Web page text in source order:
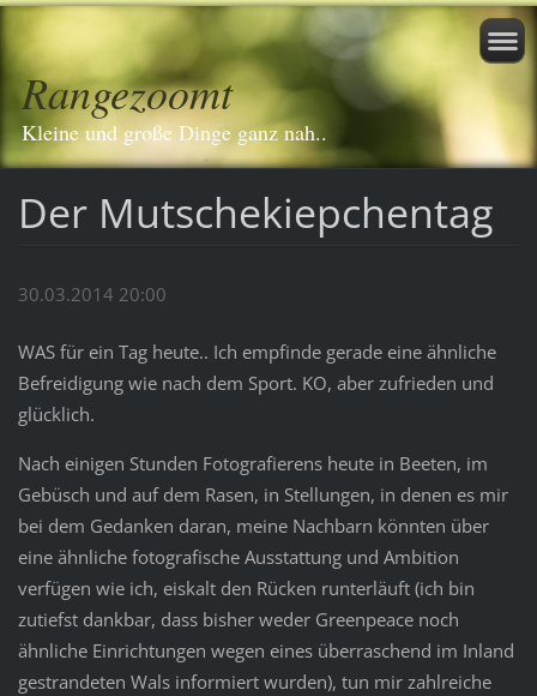
Rangezoomt
Kleine und große Dinge ganz nah..
Der Mutschekiepchentag
30.03.2014 20:00
WAS für ein Tag heute.. Ich empfinde gerade eine ähnliche
Befreidigung wie nach dem Sport. KO, aber zufrieden und
glücklich.
Nach einigen Stunden Fotografierens heute in Beeten, im
Gebüsch und auf dem Rasen, in Stellungen, in denen es mir
bei dem Gedanken daran, meine Nachbarn könnten über
eine ähnliche fotografische Ausstattung und Ambition
verfügen wie ich, eiskalt den Rücken runterläuft (ich bin
zutiefst dankbar, dass bisher weder Greenpeace noch
ähnliche Einrichtungen wegen eines überraschend im Inland
gestrandeten Wals informiert wurden), tun mir zahlreiche